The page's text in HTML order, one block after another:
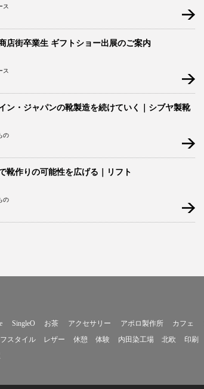
ス
店街卒業生 ギフトショー出展のご案内
ス
ン・ジャパンの靴製造を続けていく｜シブヤ製靴
の
靴作りの可能性を広げる｜リフト
の
SingleO お茶 アクセサリー アポロ製作所 カフェ
スタイル レザー 休憩 体験 内田染工場 北欧 印刷